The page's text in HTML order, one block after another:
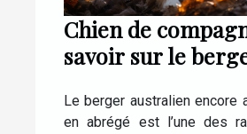
Chien de
savoir sur le
Le berger australien encore
en abrégé est l’une des